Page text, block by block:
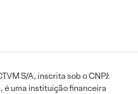
S/A, inscrita sob o CNPJ:
uma instituição financeira